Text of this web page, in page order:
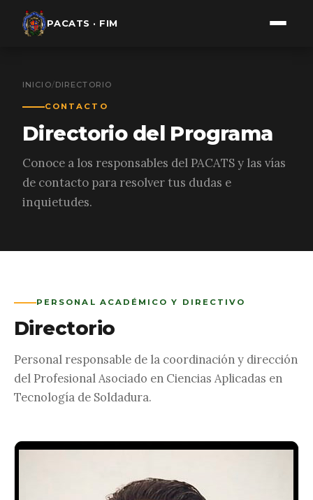
PACATS · FIM
INICIO/DIRECTORIO
CONTACTO
Directorio del Programa
Conoce a los responsables del PACATS y las vías
de contacto para resolver tus dudas e
inquietudes.
PERSONAL ACADÉMICO Y DIRECTIVO
Directorio
Personal responsable de la coordinación y dirección
del Profesional Asociado en Ciencias Aplicadas en
Tecnología de Soldadura.